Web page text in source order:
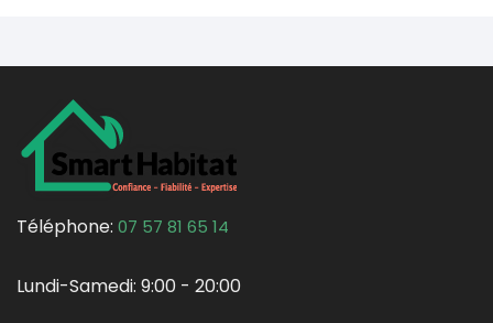
Téléphone: 07 57 81 65 14
Lundi-Samedi: 9:00 - 20:00